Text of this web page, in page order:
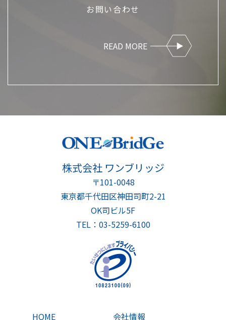
お問い合わせ
READ MORE
HOME 会社情報
株式会社 ワンブリッジ
〒101-0048
東京都千代田区神田司町2-21
OK司ビル5F
TEL：03-5259-6100